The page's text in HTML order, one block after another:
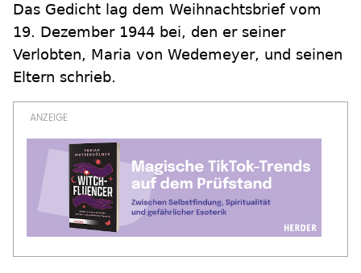
Das Gedicht lag dem Weihnachtsbrief vom
19. Dezember 1944 bei, den er seiner
Verlobten, Maria von Wedemeyer, und seinen
Eltern schrieb.